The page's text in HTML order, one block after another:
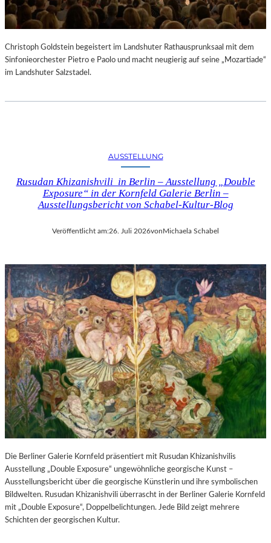
Christoph Goldstein begeistert im Landshuter Rathausprunksaal mit dem
Sinfonieorchester Pietro e Paolo und macht neugierig auf seine „Mozartiade“
im Landshuter Salzstadel.
AUSSTELLUNG
Rusudan Khizanishvili in Berlin – Ausstellung „Double
Exposure“ in der Kornfeld Galerie Berlin –
Ausstellungsbericht von Schabel-Kultur-Blog
Veröffentlicht am:26. Juli 2026von Michaela Schabel
Die Berliner Galerie Kornfeld präsentiert mit Rusudan Khizanishvilis
Ausstellung „Double Exposure“ ungewöhnliche georgische Kunst –
Ausstellungsbericht über die georgische Künstlerin und ihre symbolischen
Bildwelten. Rusudan Khizanishvili überrascht in der Berliner Galerie Kornfeld
mit „Double Exposure“, Doppelbelichtungen. Jede Bild zeigt mehrere
Schichten der georgischen Kultur.